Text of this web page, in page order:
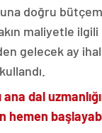
doğru
maliyetle ilgili
gelecek ay
ana dal
hemen